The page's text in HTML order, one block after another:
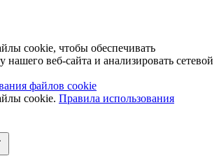
cookie, чтобы обеспечивать
нашего веб-сайта и анализировать сетевой
файлов cookie
cookie. Правила использования